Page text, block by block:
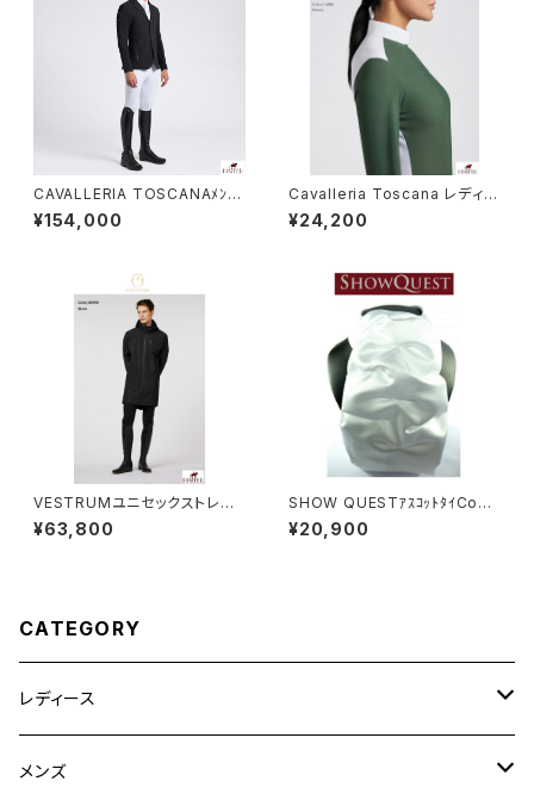
CAVALLERIA TOSCANAﾒﾝｽﾞ
ニットジップジャケットGGU037
JE019
¥154,000
Cavalleria Toscana レディー
スLSシャツCAD260 PL079
¥24,200
VESTRUMユニセックストレン
チコートZ312720137
¥63,800
SHOW QUESTｱｽｺｯﾄﾀｲCoun
tess Plain
¥20,900
CATEGORY
レディース
競技用ジャケット
メンズ